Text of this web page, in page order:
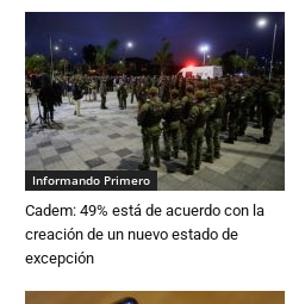
Informando Primero
Cadem: 49% está de acuerdo con la
creación de un nuevo estado de
excepción